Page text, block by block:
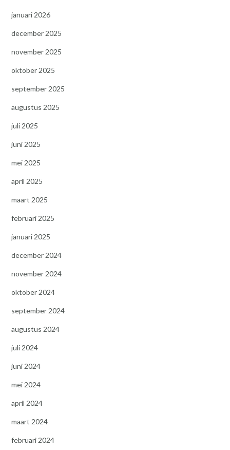
januari 2026
december 2025
november 2025
oktober 2025
september 2025
augustus 2025
juli 2025
juni 2025
mei 2025
april 2025
maart 2025
februari 2025
januari 2025
december 2024
november 2024
oktober 2024
september 2024
augustus 2024
juli 2024
juni 2024
mei 2024
april 2024
maart 2024
februari 2024